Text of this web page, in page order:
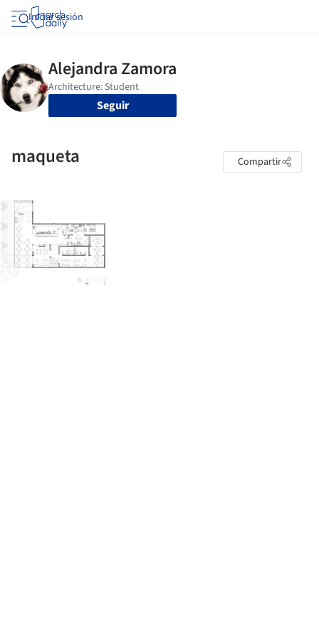
Iniciar sesión
Seguir
maqueta Compartir